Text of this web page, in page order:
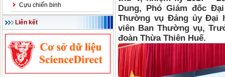
Cựu chiến binh
Liên kết
Dung, Phó Giám đốc
Thường vụ Đảng ủy Đại
viên Ban Thường vụ,
đoàn Thừa Thiên Huế.